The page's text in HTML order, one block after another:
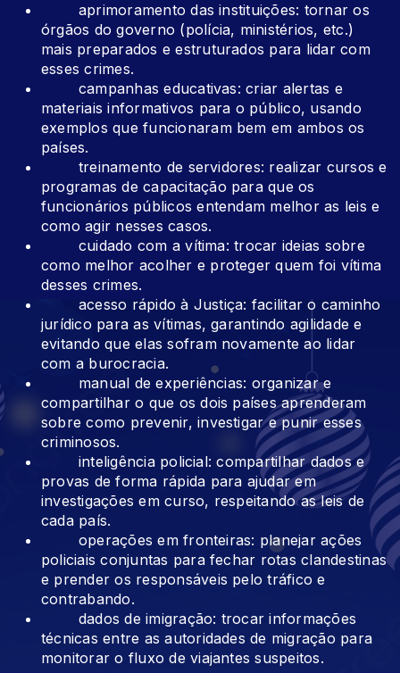
aprimoramento das instituições: tornar os
órgãos do governo (polícia, ministérios, etc.)
mais preparados e estruturados para lidar com
esses crimes.
campanhas educativas: criar alertas e
materiais informativos para o público, usando
exemplos que funcionaram bem em ambos os
países.
treinamento de servidores: realizar cursos e
programas de capacitação para que os
funcionários públicos entendam melhor as leis e
como agir nesses casos.
cuidado com a vítima: trocar ideias sobre
como melhor acolher e proteger quem foi vítima
desses crimes.
acesso rápido à Justiça: facilitar o caminho
jurídico para as vítimas, garantindo agilidade e
evitando que elas sofram novamente ao lidar
com a burocracia.
manual de experiências: organizar e
compartilhar o que os dois países aprenderam
sobre como prevenir, investigar e punir esses
criminosos.
inteligência policial: compartilhar dados e
provas de forma rápida para ajudar em
investigações em curso, respeitando as leis de
cada país.
operações em fronteiras: planejar ações
policiais conjuntas para fechar rotas clandestinas
e prender os responsáveis pelo tráfico e
contrabando.
dados de imigração: trocar informações
técnicas entre as autoridades de migração para
monitorar o fluxo de viajantes suspeitos.